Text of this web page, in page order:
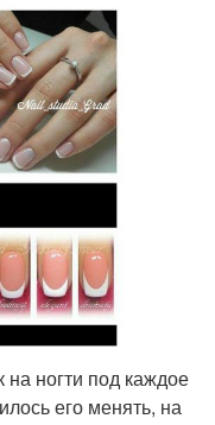
ногти под каждое
его менять, на